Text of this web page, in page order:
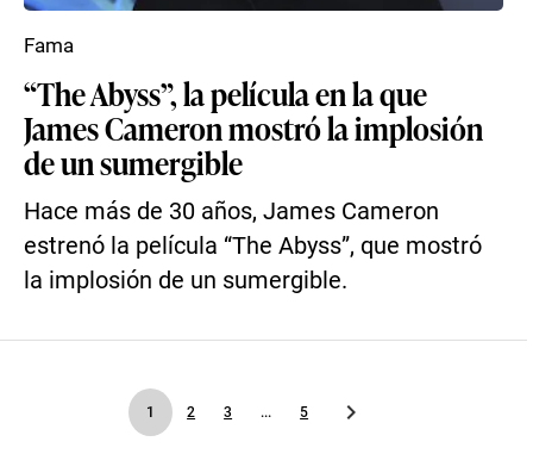
“The Abyss”, la película en la que
James Cameron mostró la implosión
de un sumergible
Hace más de 30 años, James Cameron
estrenó la película “The Abyss”, que mostró
la implosión de un sumergible.
Fama
1 2 3 ... 5